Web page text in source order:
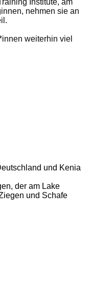
Institute, am
nehmen sie an
weiterhin viel
und Kenia
der am Lake
und Schafe